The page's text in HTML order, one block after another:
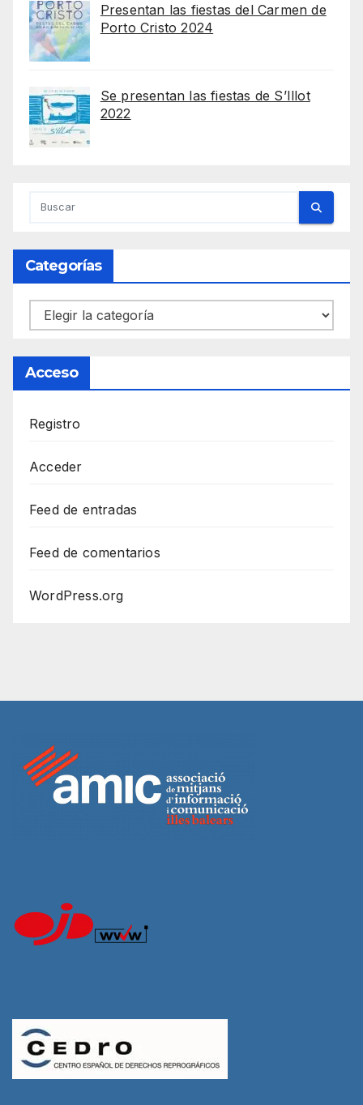
Presentan las fiestas del Carmen de
Porto Cristo 2024
Se presentan las fiestas de S’Illot
2022
Categorías
Categorías
Acceso
Registro
Acceder
Feed de entradas
Feed de comentarios
WordPress.org